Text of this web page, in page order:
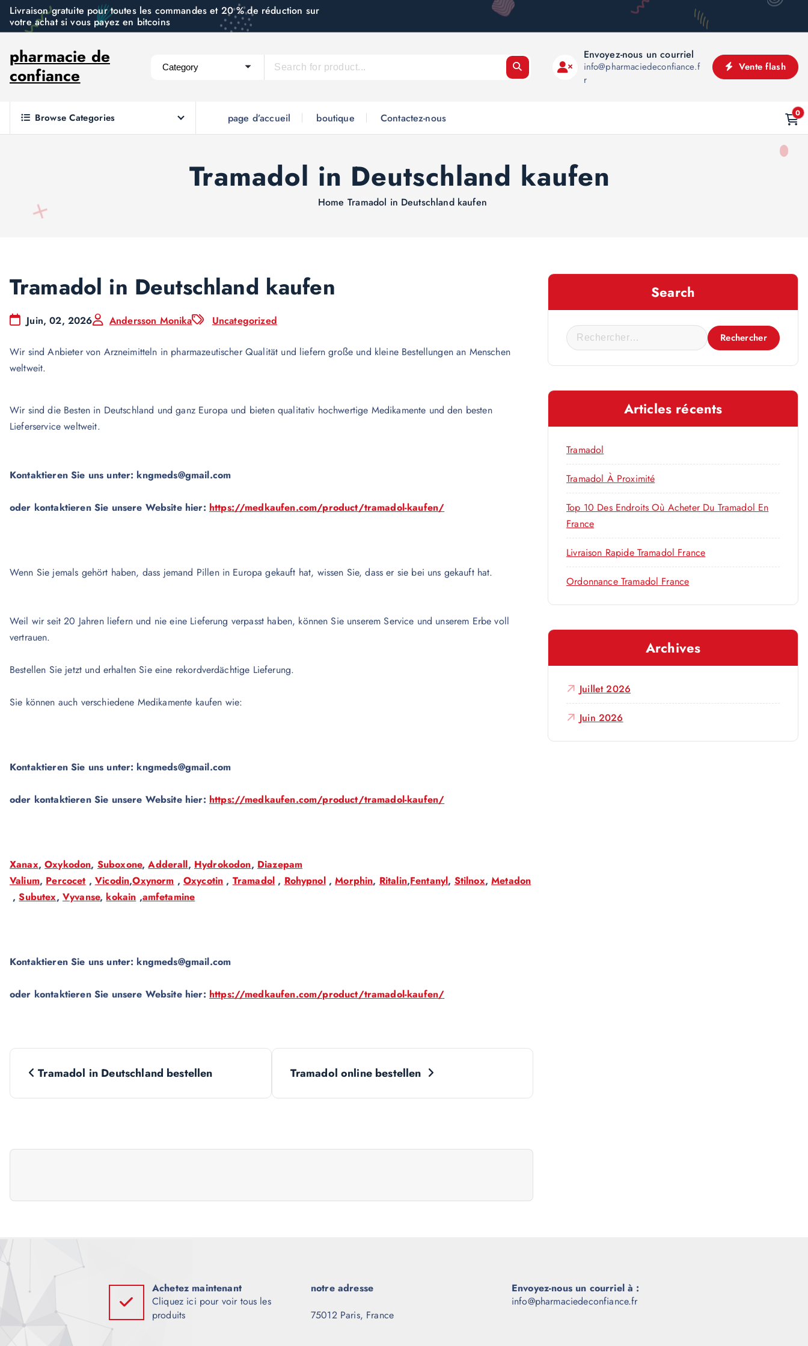
n
Livraison gratuite pour toutes les commandes et 20 % de réduction sur
votre achat si vous payez en bitcoins
pharmacie de
confiance
Envoyez-nous un courriel
info@pharmaciedeconfiance.f
r
Vente flash
Browse Categories page d’accueil boutique Contactez-nous 0
Tramadol in Deutschland kaufen
Home Tramadol in Deutschland kaufen
Tramadol in Deutschland kaufen
Juin, 02, 2026 Andersson Monika Uncategorized
Wir sind Anbieter von Arzneimitteln in pharmazeutischer Qualität und liefern große und kleine Bestellungen an Menschen
weltweit.
Wir sind die Besten in Deutschland und ganz Europa und bieten qualitativ hochwertige Medikamente und den besten
Lieferservice weltweit.
Kontaktieren Sie uns unter: kngmeds@gmail.com
oder kontaktieren Sie unsere Website hier: https://medkaufen.com/product/tramadol-kaufen/
Wenn Sie jemals gehört haben, dass jemand Pillen in Europa gekauft hat, wissen Sie, dass er sie bei uns gekauft hat.
Weil wir seit 20 Jahren liefern und nie eine Lieferung verpasst haben, können Sie unserem Service und unserem Erbe voll
vertrauen.
Bestellen Sie jetzt und erhalten Sie eine rekordverdächtige Lieferung.
Sie können auch verschiedene Medikamente kaufen wie:
Kontaktieren Sie uns unter: kngmeds@gmail.com
oder kontaktieren Sie unsere Website hier: https://medkaufen.com/product/tramadol-kaufen/
Xanax,Oxykodon, Suboxone,Adderall, Hydrokodon, Diazepam
Valium, Percocet ,Vicodin,Oxynorm , Oxycotin , Tramadol , Rohypnol,Morphin, Ritalin,Fentanyl, Stilnox,Metadon
,Subutex, Vyvanse, kokain ,amfetamine
Kontaktieren Sie uns unter: kngmeds@gmail.com
oder kontaktieren Sie unsere Website hier: https://medkaufen.com/product/tramadol-kaufen/
N
a
i
g
a
t
i
o
Tramadol in Deutschland bestellen Tramadol online bestellen
Search
R
e
c
c
h
e
r
:
Articles récents
Tramadol
Tramadol À Proximité
Top 10 Des Endroits Où Acheter Du Tramadol En
France
Livraison Rapide Tramadol France
Ordonnance Tramadol France
Archives
Juillet 2026
Juin 2026
Achetez maintenant
Cliquez ici pour voir tous les
produits
notre adresse
75012 Paris, France
Envoyez-nous un courriel à :
info@pharmaciedeconfiance.fr